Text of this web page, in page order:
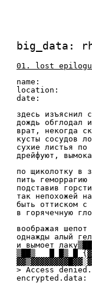
big_data:
01. lost
name:
location:
date:
здесь изъяснил
дождь обглодал
врат, некогда
кусты сосудов
сухие листья по
дрейфуют,
по щиколотку в
пить
подставив
так непохожей
быть оттиском с
в горячечную
воображая
однажды алый
и вымоет
▒██▒ █ █▒ █ {▓
▓▓▒▓▓▓▓▓▓▓
> Access
encrypted.data: